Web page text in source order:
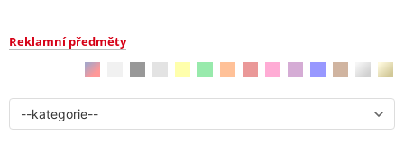
Reklamní předměty